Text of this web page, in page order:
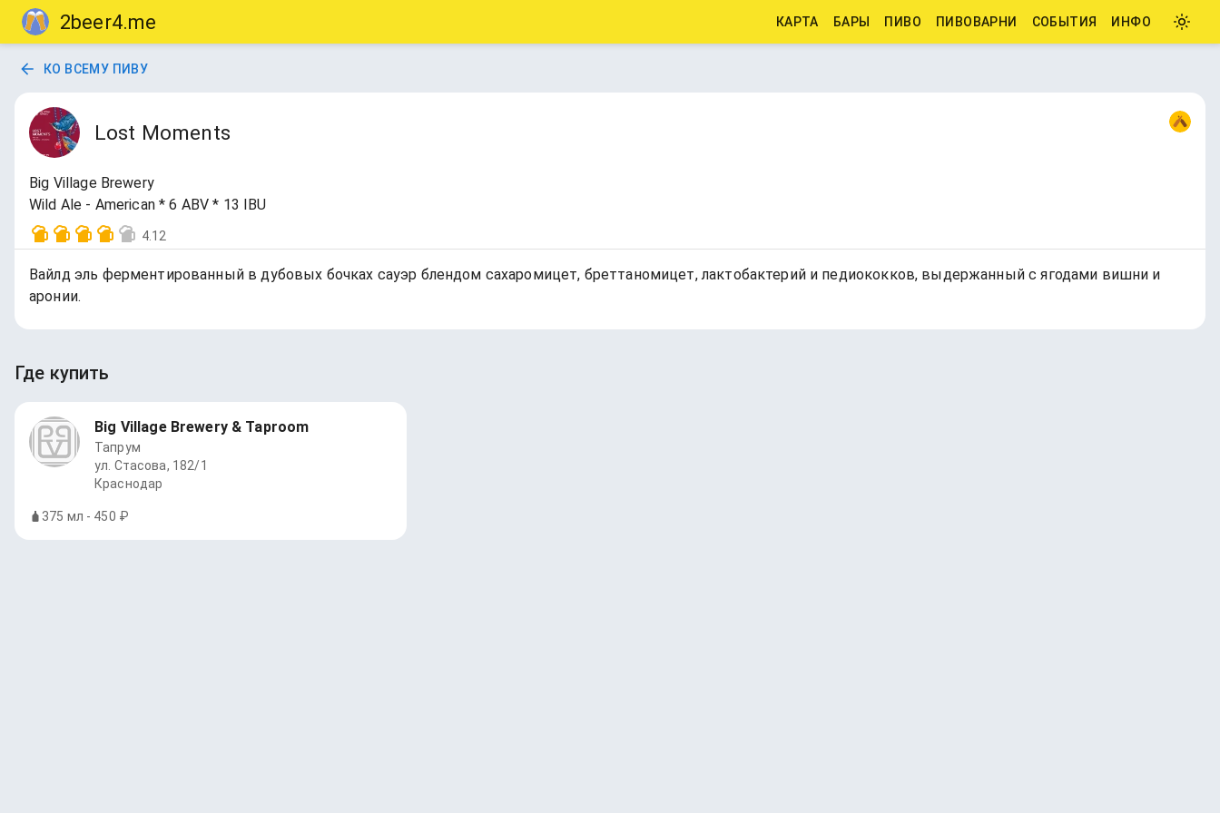
2beer4.me КАРТА БАРЫ ПИВО ПИВОВАРНИ СОБЫТИЯ ИНФО
КО ВСЕМУ ПИВУ
Lost Moments
Big Village Brewery
Wild Ale - American * 6 ABV * 13 IBU
4.12
Вайлд эль ферментированный в дубовых бочках сауэр блендом сахаромицет, бреттаномицет, лактобактерий и педиококков, выдержанный с ягодами вишни и
аронии.
Где купить
Big Village Brewery & Taproom
Тапрум
ул. Стасова, 182/1
Краснодар
375 мл - 450 ₽